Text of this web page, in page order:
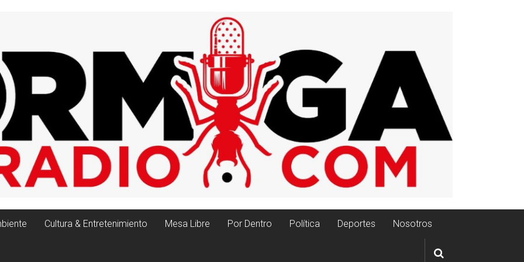
Cultura & Entretenimiento Mesa Libre Por Dentro Política Deportes Nosotros